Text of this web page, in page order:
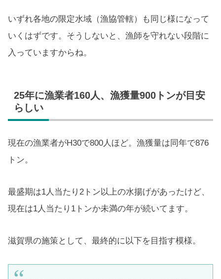
いずれ各地の限定水域（漁協管轄）も同じ様になって
いくはずです。そうしないと、漁師を守れない段階に
入っていますからね。
25年に漁業者160人、漁獲量900トンが目安
らしい
現在の漁業者がH30で800人ほど。漁獲量は同年で876
トン。
最盛期は1人当たり2トン以上の水揚げがあったけど、
現在は1人当たり1トンか未満の年が続いてます。
滋賀県の施策として、最終的に以下を目指す模様。